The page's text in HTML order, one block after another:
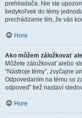
prehliadača. Nie ste
kedykoľvek do témy
prechádzanie tím, že vás
Hore
Ako môžem záložkovať
Môžete záložkovať alebo
“Nástroje témy”, zvyčajne
Odpovedaním na tému so
odpoveď” tiež nastaví
Hore